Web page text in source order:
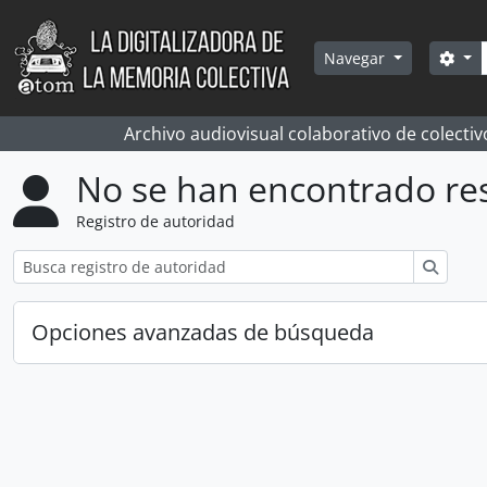
Skip to main content
Navegar
Archivo audiovisual colaborativo de
No se han encontrado
Registro de autoridad
Opciones avanzadas de búsqueda